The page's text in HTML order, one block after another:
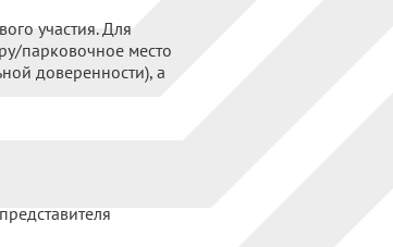
участия. Для
парковочное место
доверенности), а